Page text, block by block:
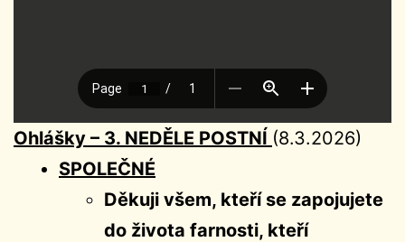
Ohlášky – 3. NEDĚLE POSTNÍ (8.3.2026)
SPOLEČNÉ
Děkuji všem, kteří se zapojujete
do života farnosti, kteří